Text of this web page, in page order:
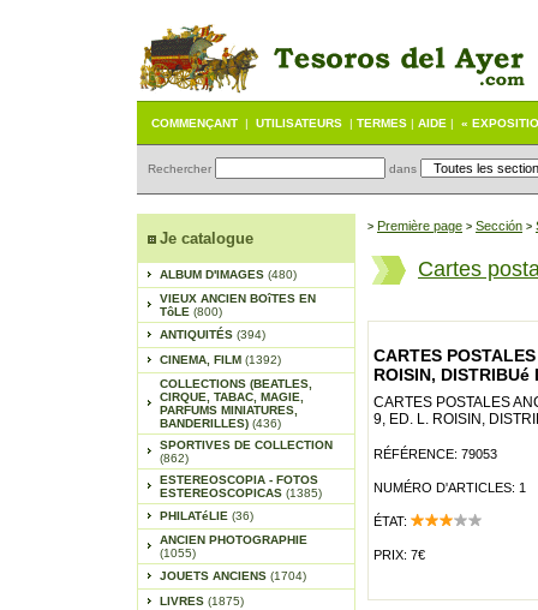
COMMENÇANT | UTILISATEURS | TERMES | AIDE | «
Rechercher dans
Je catalogue
ALBUM D'IMAGES (480)
VIEUX ANCIEN BOîTES EN
TôLE (800)
ANTIQUITÉS (394)
CINEMA, FILM (1392)
COLLECTIONS (BEATLES,
CIRQUE, TABAC, MAGIE,
PARFUMS MINIATURES,
BANDERILLES) (436)
SPORTIVES DE COLLECTION
(862)
ESTEREOSCOPIA - FOTOS
ESTEREOSCOPICAS (1385)
PHILATéLIE (36)
ANCIEN PHOTOGRAPHIE
(1055)
JOUETS ANCIENS (1704)
LIVRES (1875)
> Première page > Sección >
Cartes
CARTES
ROISIN, DISTRIBUé
CARTES POSTALES
9, ED. L. ROISIN,
RÉFÉRENCE: 79053
NUMÉRO D'ARTICLES: 1
ÉTAT:
PRIX: 7€